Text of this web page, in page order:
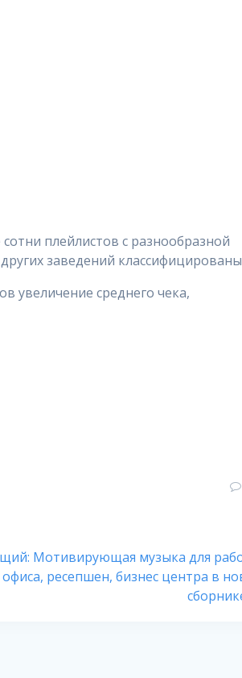
плейлистов с разнообразной
заведений
увеличение среднего чека,
Следующая
запись:
Мотивирующая музыка для
офиса, ресепшен, бизнес центра в